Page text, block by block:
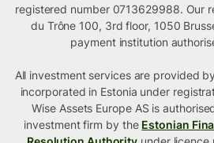
registered number 0713629988. Our
du Trône 100, 3rd floor, 1050
payment institution
All investment services are provided
incorporated in Estonia under
Wise Assets Europe AS is
investment firm by the Estonian